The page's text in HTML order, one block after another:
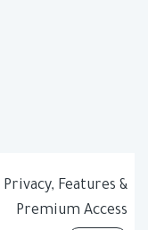
Features &
Premium Access